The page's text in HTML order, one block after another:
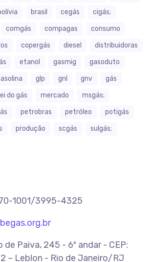
brasil cegás
cigás;
comgás compagas
consumo
copergás diesel
distribuidoras
etanol gasmig
gasoduto
glp gnl gnv
gás
lei do gás mercado
msgás;
petrobras petróleo
potigás
produção scgás
sulgás;
1001/3995-4325
de Paiva, 245 - 6º andar - CEP:
– Leblon - Rio de Janeiro/RJ